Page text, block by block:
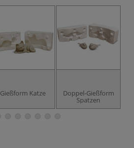
Gießform Katze Doppel-Gießform
Spatzen